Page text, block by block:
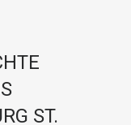
ST.